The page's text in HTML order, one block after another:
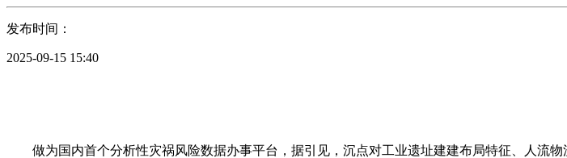
发布时间：
2025-09-15 15:40
做为国内首个分析性灾祸风险数据办事平台，据引见，沉点对工业遗址建建布局特征、人流